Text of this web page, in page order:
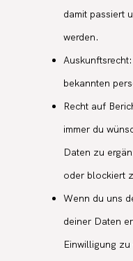
damit passiert
werden.
bekannten
Recht auf
immer du
Daten zu
oder blockiert
Wenn du uns
deiner Daten
Einwilligung